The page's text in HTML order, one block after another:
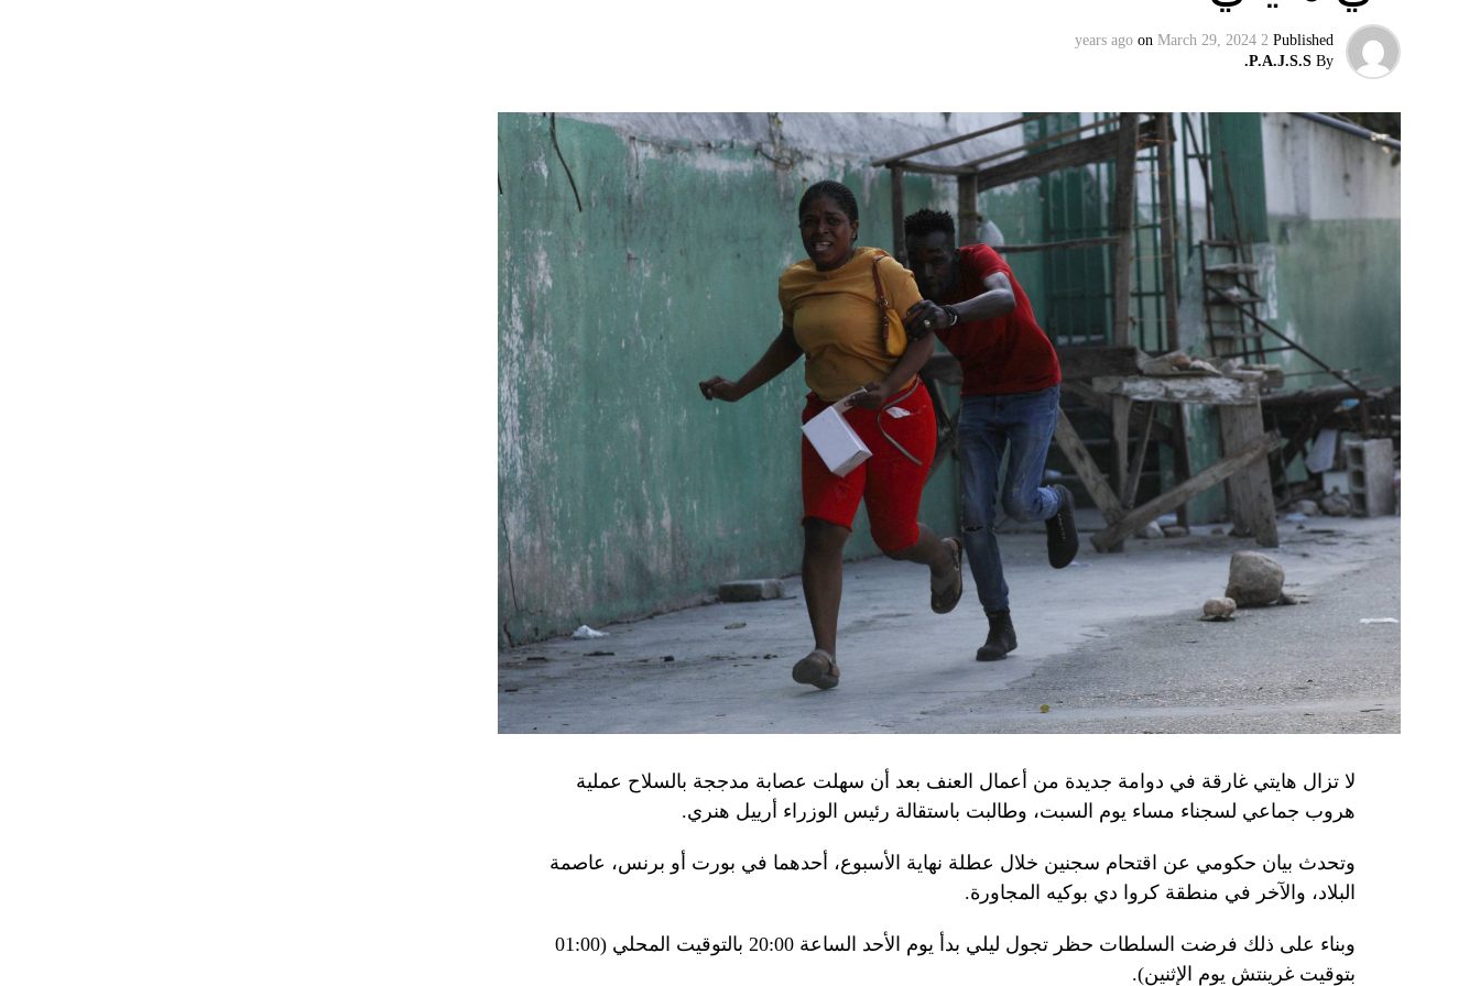
الرئيس الروسي، بالمخادع، مؤكدةً أن روسيا ستبقى غارقة في النزاعات طالما أنه في السلطة.
إقليميّاً، أعلن الجيش البيلاروسي أنّه بدأ مناورة للتحقّق من درجة استعداد قاذفات الأسلحة النووية
بإعلان موسكو عن مناورات نووية وستكون «متزامنة» مع التدريبات الروسية، لافتاً إلى أنّ مناورة
مينسك ستشمل على وجه الخصوص، أنظمة «إسكندر» الصاروخية وطائرات «سو 25».
في السياق، أشار رئيس أركان القوات المسلّحة البيلاروسية الجنرال فيكتور غوليفيتش إلى أنّه «في
إطار هذا الحدث، تمّت إعادة نشر جزء من القوات ووسائل الطيران في مطار احتياطي»، لافتاً إلى أنّه
«فور إنجاز عملية الانتشار هذه، سنستعرض المسائل المتعلّقة بالاستعدادات لاستخدام الأسلحة النووية
غير الاستراتيجية».
وفي أوكرانيا، فكّكت أجهزة الأمن شبكة من العملاء التابعين لجهاز الأمن الفدرالي الروسي «كانوا
يعدّون لاغتيال الرئيس الأوكراني» فولوديمير زيلينسكي ومسؤولين كبار آخرين، مثل رئيس جهاز
الاستخبارات العسكرية كيريلو بودانوف، بناءً على أوامر من موسكو. وأوقفت الأجهزة الأوكرانية
ضابطَي أمن، مشيرةً إلى أن المشتبه فيهما اللذَين أوقفا «شخصان برتبة كولونيل» من جهاز الدولة
الأوكراني الذي يتولّى أمن المسؤولين الحكوميين.
وذكرت الأجهزة أن هذه الشبكة كانت «تحت إشراف» جهاز الأمن الفدرالي الروسي ويُشتبه في أن
المسؤولَين «نقلا معلومات سرّية» إلى روسيا، مؤكدةً أنهما كانا يُريدان تجنيد عسكريين «مقرّبين من
جهاز أمن» زيلينسكي بهدف «احتجازه كرهينة وقتله». وكشفت أجهزة الأمن الأوكرانية أن أحد أعضاء
هذه الشبكة حصل على مسيّرات ومتفجّرات.
من جهة أخرى، انتقد الرئيس الصيني شي جينبينغ في تصريحات لصحيفة «بوليتيكا» الصربية قبل وصوله
إلى العاصمة بلغراد، حلف «الناتو»، على خلفية قصفه «الفاضح» للسفارة الصينية في يوغوسلافيا عام
1999، محذّراً من أن بكين «لن تسمح قط بتكرار حدث تاريخي مأسوي كهذا».
واصطحب الرئيس الفرنسي إيمانويل ماكرون شي إلى منطقة البيرينيه الجبلية أمس، في اليوم الثاني
من زيارة دولة من شأنها أن تسمح بحوار مباشر عن الحرب في أوكرانيا والخلافات التجارية.
ووصل الزعيمان برفقة زوجتيهما بُعيد الظهر إلى جبل تورماليه، إحدى محطات الصعود في طواف
متراً.
وقصد ماكرون مطعماً جبليّاً يقع على ارتفاع كبير، حيث تناول الرئيسان مع زوجتيهما الغداء. وقدّم
Published
2 years ago
on March 29, 2024
By
P.A.J.S.S.
لا تزال هايتي غارقة في دوامة جديدة من أعمال العنف بعد أن سهلت عصابة مدججة بالسلاح عملية
هروب جماعي لسجناء مساء يوم السبت، وطالبت باستقالة رئيس الوزراء أرييل هنري.
وتحدث بيان حكومي عن اقتحام سجنين خلال عطلة نهاية الأسبوع، أحدهما في بورت أو برنس، عاصمة
البلاد، والآخر في منطقة كروا دي بوكيه المجاورة.
وبناء على ذلك فرضت السلطات حظر تجول ليلي بدأ يوم الأحد الساعة 20:00 بالتوقيت المحلي (01:00
بتوقيت غرينتش يوم الإثنين).